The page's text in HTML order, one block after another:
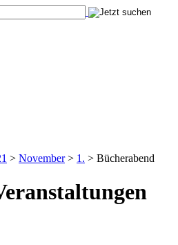
> November> 1. > Bücherabend